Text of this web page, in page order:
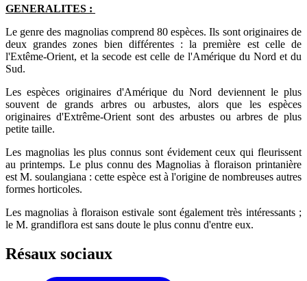
GENERALITES :
Le genre des magnolias comprend 80 espèces. Ils sont originaires de
deux grandes zones bien différentes : la première est celle de
l'Extême-Orient, et la secode est celle de l'Amérique du Nord et du
Sud.
Les espèces originaires d'Amérique du Nord deviennent le plus
souvent de grands arbres ou arbustes, alors que les espèces
originaires d'Extrême-Orient sont des arbustes ou arbres de plus
petite taille.
Les magnolias les plus connus sont évidement ceux qui fleurissent
au printemps. Le plus connu des Magnolias à floraison printanière
est M. soulangiana : cette espèce est à l'origine de nombreuses autres
formes horticoles.
Les magnolias à floraison estivale sont également très intéressants ;
le M. grandiflora est sans doute le plus connu d'entre eux.
Résaux sociaux